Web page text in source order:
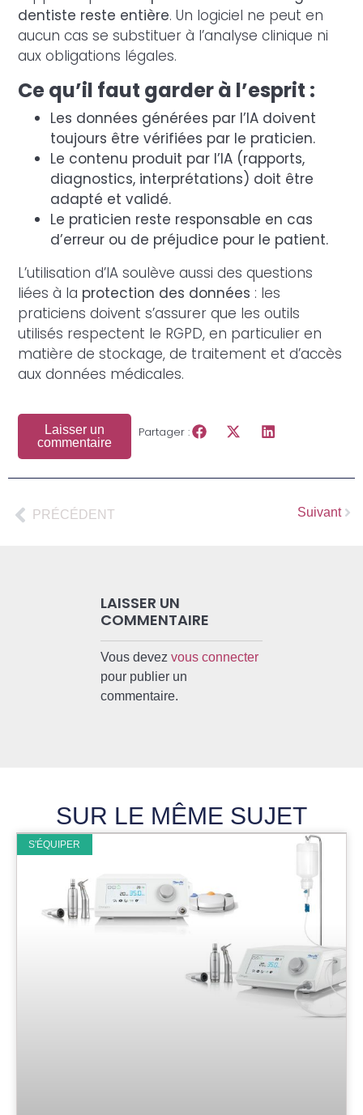
dentiste reste entière. Un logiciel ne peut en
aucun cas se substituer à l’analyse clinique ni
aux obligations légales.
Ce qu’il faut garder à l’esprit :
Les données générées par l’IA doivent
toujours être vérifiées par le praticien.
Le contenu produit par l’IA (rapports,
diagnostics, interprétations) doit être
adapté et validé.
Le praticien reste responsable en cas
d’erreur ou de préjudice pour le patient.
L’utilisation d’IA soulève aussi des questions
liées à la protection des données : les
praticiens doivent s’assurer que les outils
utilisés respectent le RGPD, en particulier en
matière de stockage, de traitement et d’accès
aux données médicales.
Laisser un
commentaire
Partager :
PRÉCÉDENT Suivant
LAISSER UN
COMMENTAIRE
Vous devezvous connecter
pour publier un
commentaire.
SUR LE MÊME SUJET
S'ÉQUIPER